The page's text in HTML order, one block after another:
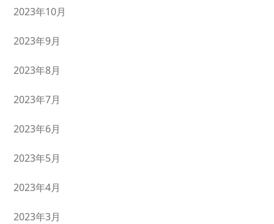
2023年10月
2023年9月
2023年8月
2023年7月
2023年6月
2023年5月
2023年4月
2023年3月